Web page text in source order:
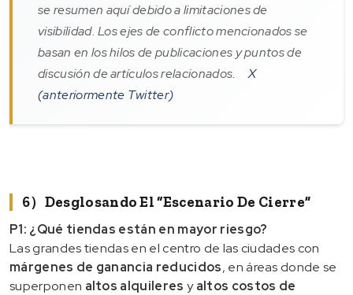
se resumen aquí debido a limitaciones de
visibilidad. Los ejes de conflicto mencionados se
basan en los hilos de publicaciones y puntos de
discusión de artículos relacionados.
X
(anteriormente Twitter)
6）Desglosando El “escenario De Cierre”
P1: ¿Qué tiendas están en mayor riesgo?
Las grandes tiendas en el centro de las ciudades con
márgenes de ganancia reducidos, en áreas donde se
superponen altos alquileres yaltos costos de